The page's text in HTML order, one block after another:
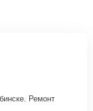
Ремонт